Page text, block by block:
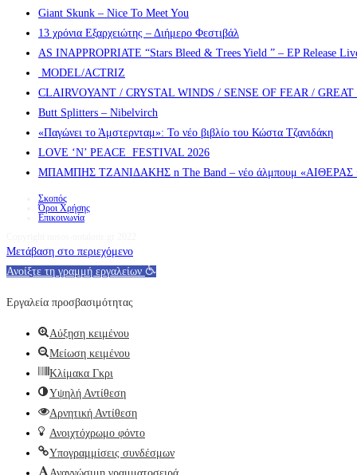
Giant Skunk – Nice To Meet You
13 χρόνια Εξαρχειώτης – Διήμερο Φεστιβάλ
AS INAPPROPRIATE “Stars Bleed & Trees Yield ” – EP Release
MODEL/ACTRIZ
CLAIRVOYANT / CRYSTAL WINDS / SENSE OF FEAR /
Butt Splitters – Nibelvirch
«Παγώνει το Άμστερνταμ»: Το νέο βιβλίο του Κώστα Τζανιδάκη
LOVE ‘N’ PEACE FESTIVAL 2026
ΜΠΑΜΠΗΣ ΤΖΑΝΙΔΑΚΗΣ n The Band – νέο άλμπουμ «ΑΙΘΕΡΑΣ »
Σκοπός
Όροι Χρήσης
Επικοινωνία
Μετάβαση στο περιεχόμενο
Ανοίξτε τη γραμμή εργαλείων
Εργαλεία προσβασιμότητας
Αύξηση κειμένου
Μείωση κειμένου
Κλίμακα Γκρι
Υψηλή Αντίθεση
Αρνητική Αντίθεση
Ανοιχτόχρωμο φόντο
Υπογραμμίσεις συνδέσμων